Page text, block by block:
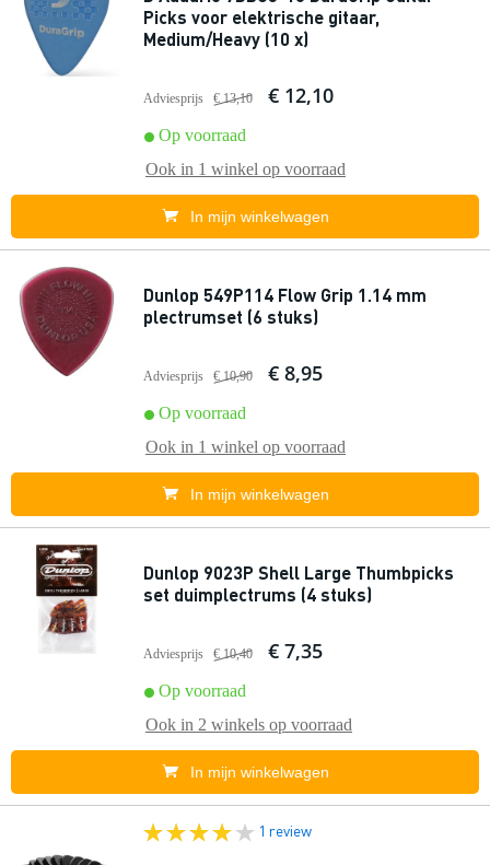
Picks voor elektrische gitaar,
Medium/Heavy (10 x)
Adviesprijs € 13,10 € 12,10
Op voorraad
Ook in 1 winkel op voorraad
In mijn winkelwagen
Dunlop 549P114 Flow Grip 1.14 mm
plectrumset (6 stuks)
Adviesprijs € 10,90 € 8,95
Op voorraad
Ook in 1 winkel op voorraad
In mijn winkelwagen
Dunlop 9023P Shell Large Thumbpicks
set duimplectrums (4 stuks)
Adviesprijs € 10,40 € 7,35
Op voorraad
Ook in 2 winkels op voorraad
In mijn winkelwagen
1 review